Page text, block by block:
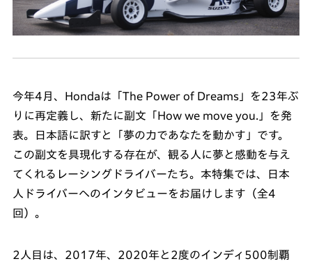
今年4月、Hondaは「The Power of Dreams」を23年ぶ
りに再定義し、新たに副文「How we move you.」を発
表。日本語に訳すと「夢の力であなたを動かす」です。
この副文を具現化する存在が、観る人に夢と感動を与え
てくれるレーシングドライバーたち。本特集では、日本
人ドライバーへのインタビューをお届けします（全4
回）。
2人目は、2017年、2020年と2度のインディ500制覇